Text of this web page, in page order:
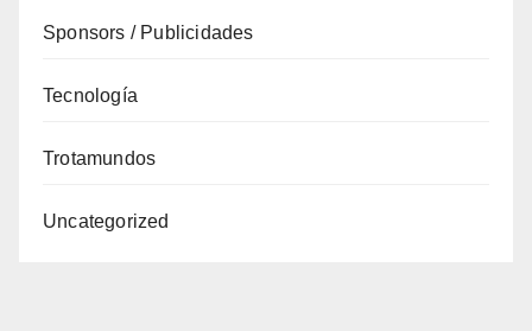
Sponsors / Publicidades
Tecnología
Trotamundos
Uncategorized